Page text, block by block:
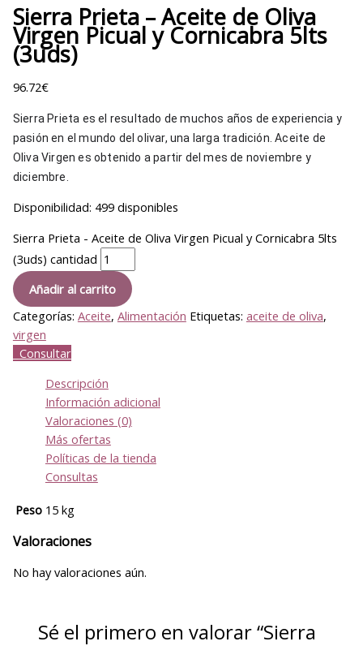
Sierra Prieta – Aceite de Oliva
Virgen Picual y Cornicabra 5lts
(3uds)
96.72€
Sierra Prieta es el resultado de muchos años de experiencia y
pasión en el mundo del olivar, una larga tradición. Aceite de
Oliva Virgen es obtenido a partir del mes de noviembre y
diciembre.
Disponibilidad: 499 disponibles
Sierra Prieta - Aceite de Oliva Virgen Picual y Cornicabra 5lts
(3uds) cantidad
Añadir al carrito
Categorías: Aceite, Alimentación Etiquetas: aceite de oliva,
virgen
Consultar
Descripción
Información adicional
Valoraciones (0)
Más ofertas
Políticas de la tienda
Consultas
Peso 15 kg
Valoraciones
No hay valoraciones aún.
Sé el primero en valorar “Sierra